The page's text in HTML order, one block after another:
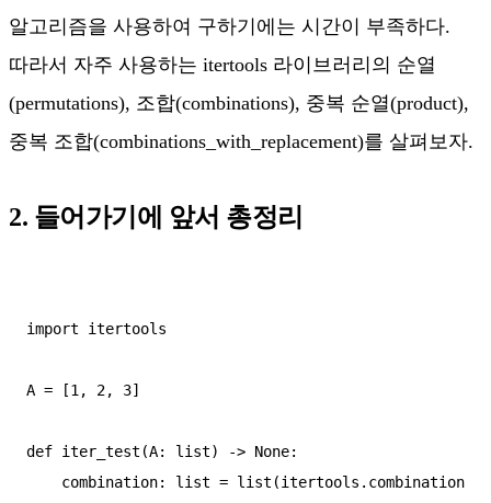
알고리즘을 사용하여 구하기에는 시간이 부족하다.
따라서 자주 사용하는 itertools 라이브러리의 순열
(permutations), 조합(combinations), 중복 순열(product),
중복 조합(combinations_with_replacement)를 살펴보자.
2. 들어가기에 앞서 총정리
import itertools
A = [1, 2, 3]
def iter_test(A: list) -> None: